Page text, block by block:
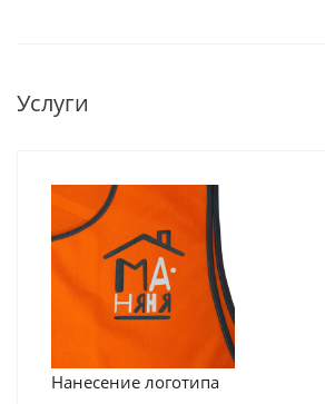
Услуги
Нанесение логотипа